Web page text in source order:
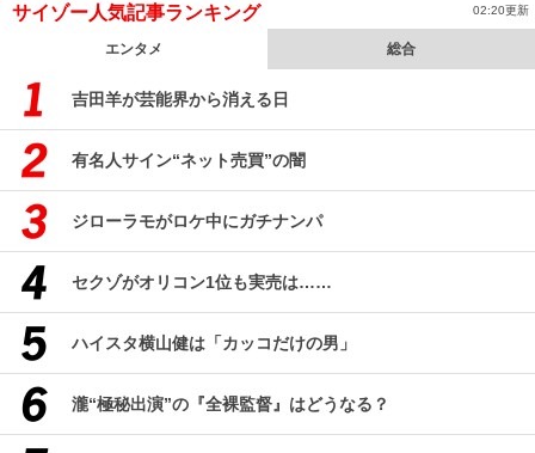
サイゾー人気記事ランキング 02:20更新
エンタメ 総合
吉田羊が芸能界から消える日
有名人サイン“ネット売買”の闇
ジローラモがロケ中にガチナンパ
セクゾがオリコン1位も実売は……
ハイスタ横山健は「カッコだけの男」
瀧“極秘出演”の『全裸監督』はどうなる？